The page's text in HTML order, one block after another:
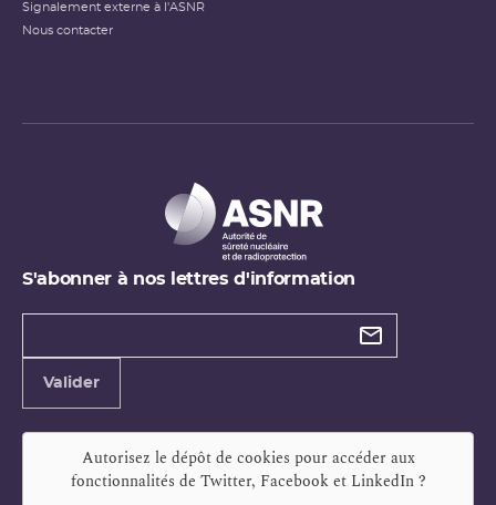
Signalement externe à l'ASNR
Nous contacter
S'abonner à nos lettres d'information
Types de
Valider
Autorisez le dépôt de cookies pour accéder aux
fonctionnalités de Twitter, Facebook et LinkedIn?